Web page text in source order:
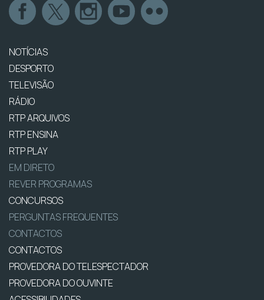
NOTÍCIAS
DESPORTO
TELEVISÃO
RÁDIO
RTP ARQUIVOS
RTP ENSINA
RTP PLAY
EM DIRETO
REVER PROGRAMAS
CONCURSOS
PERGUNTAS FREQUENTES
CONTACTOS
CONTACTOS
PROVEDORA DO TELESPECTADOR
PROVEDORA DO OUVINTE